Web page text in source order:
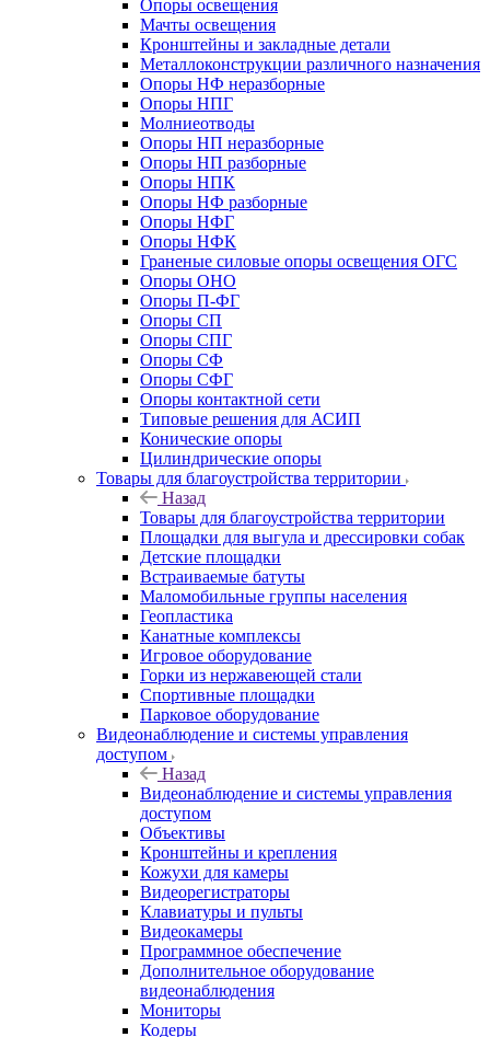
Опоры освещения
Мачты освещения
Кронштейны и закладные детали
Металлоконструкции различного назначения
Опоры НФ неразборные
Опоры НПГ
Молниеотводы
Опоры НП неразборные
Опоры НП разборные
Опоры НПК
Опоры НФ разборные
Опоры НФГ
Опоры НФК
Граненые силовые опоры освещения ОГС
Опоры ОНО
Опоры П-ФГ
Опоры СП
Опоры СПГ
Опоры СФ
Опоры СФГ
Опоры контактной сети
Типовые решения для АСИП
Конические опоры
Цилиндрические опоры
Товары для благоустройства территории
Назад
Товары для благоустройства территории
Площадки для выгула и дрессировки собак
Детские площадки
Встраиваемые батуты
Маломобильные группы населения
Геопластика
Канатные комплексы
Игровое оборудование
Горки из нержавеющей стали
Спортивные площадки
Парковое оборудование
Видеонаблюдение и системы управления
доступом
Назад
Видеонаблюдение и системы управления
доступом
Объективы
Кронштейны и крепления
Кожухи для камеры
Видеорегистраторы
Клавиатуры и пульты
Видеокамеры
Программное обеспечение
Дополнительное оборудование
видеонаблюдения
Мониторы
Кодеры